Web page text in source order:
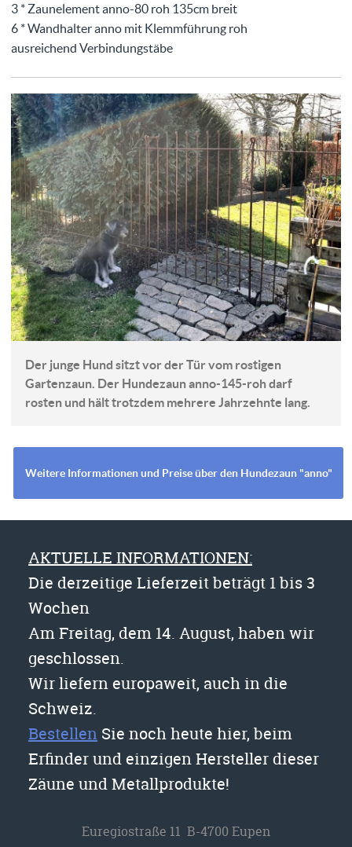
3 * Zaunelement anno-80 roh 135cm breit
6 * Wandhalter anno mit Klemmführung roh
ausreichend Verbindungstäbe
Der junge Hund sitzt vor der Tür vom rostigen
Gartenzaun. Der Hundezaun anno-145-roh darf
rosten und hält trotzdem mehrere Jahrzehnte lang.
Weitere Informationen und Preise über den Hundezaun "anno"
AKTUELLE INFORMATIONEN:
Die derzeitige Lieferzeit beträgt 1 bis 3
Wochen
Am Freitag, dem 14. August, haben wir
geschlossen.
Wir liefern europaweit, auch in die
Schweiz.
Bestellen Sie noch heute hier, beim
Erfinder und einzigen Hersteller dieser
Zäune und Metallprodukte!
Euregiostraße 11 B-4700 Eupen